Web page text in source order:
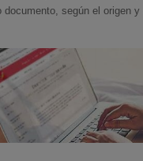
documento, según el origen